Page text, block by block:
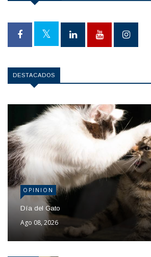
DESTACADOS
OPINION
Día del Gato
Ago 08, 2026